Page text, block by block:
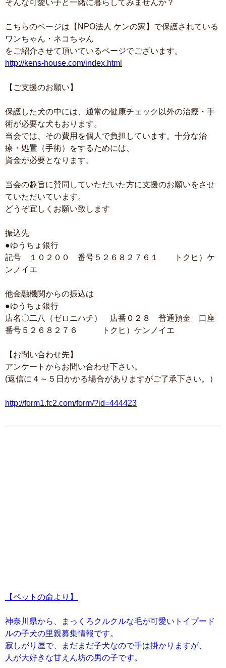
そんな可愛い子と一緒に暮らしてみませんか？
こちらのページは【NPO法人 ケンの家】で保護されている
ワンちゃん・ネコちゃん
をご紹介させて頂いているページでございます。
http://kens-house.com/index.html
【ご支援のお願い】
保護した犬の中には、通常の健康チェック以外の治療・手
術が必要な犬もおります。
当会では、その費用を個人で負担しています。十分な治
療・処置（手術）をするためには、
資金が必要となります。
当会の趣旨に賛同していただいた方に支援のお願いをさせ
ていただいています。
どうぞ宜しくお願い致します
振込先
●ゆうちょ銀行
記号 １０２００ 番号５２６８２７６１ トクヒ）ケ
ンノイエ
他金融機関からの振込は
●ゆうちょ銀行
店名〇二八（ゼロニハチ） 店番０２８ 普通預金 口座
番号５２６８２７６ トクヒ）ケンノイエ
【お問い合わせ先】
アンケートからお問い合わせ下さい。
(返信に４～５日かかる場合がありますがご了承下さい。）
http://form1.fc2.com/form/?id=444423
【ペットの命より】
神奈川県から、まっくろクルクルな毛が可愛いトイプード
ルの子犬の里親募集情報です。
寂しがり屋で、まだまだ子犬なので手は掛かりますが、
人が大好きな甘えん坊の男の子です。